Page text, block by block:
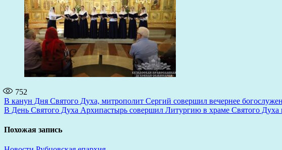
752
Навигация
по
записям
В канун Дня Святого Духа, митрополит Сергий совершил вечернее
В День Святого Духа Архипастырь совершил Литургию в храме Святого Духа
Похожая запись